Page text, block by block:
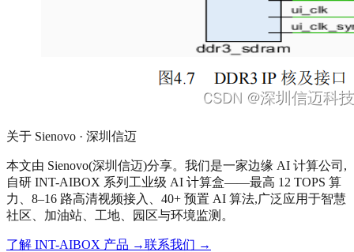
关于 Sienovo · 深圳信迈
本文由 Sienovo(深圳信迈)分享。我们是一家边缘 AI 计算公司,
自研 INT-AIBOX 系列工业级 AI 计算盒——最高 12 TOPS 算
力、8–16 路高清视频接入、40+ 预置 AI 算法,广泛应用于智慧
社区、加油站、工地、园区与环境监测。
了解 INT-AIBOX 产品 →联系我们 →